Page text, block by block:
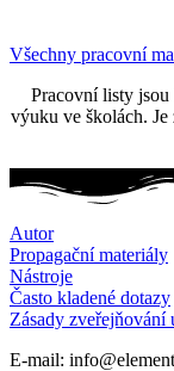
Všechny pracovní
Pracovní listy jsou
výuku ve školách.
Autor
Propagační materiály
Nástroje
Často kladené dotazy
Zásady zveřejňování
E-mail: